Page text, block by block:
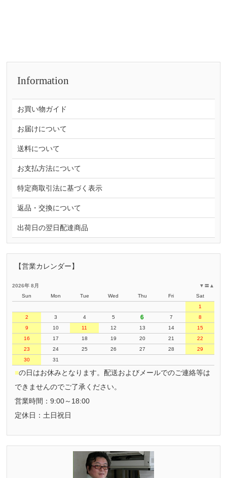
Information
お買い物ガイド
お届けについて
送料について
お支払方法について
特定商取引法に基づく表示
返品・交換について
出荷日の翌日配達商品
【営業カレンダー】
▲
〓
▼
2026年 8月
Sun
Mon Tue Wed Thu Fri
Sat
1
2
3 4 5 6 7
8
9
10 11 12 13 14
15
16
17 18 19 20 21
22
23
24 25 26 27 28
29
30
31
■の日はお休みとなります。配送およびメールでのご連絡等は
できませんのでご了承ください。
営業時間：9:00～18:00
定休日：土日祝日